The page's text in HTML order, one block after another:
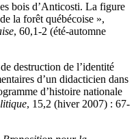
bois d’Anticosti. La figure
la forêt québécoise »,
, 60,1-2 (été-automne
destruction de l’identité
d’un didacticien dans
d’histoire nationale
, 15,2 (hiver 2007) : 67-